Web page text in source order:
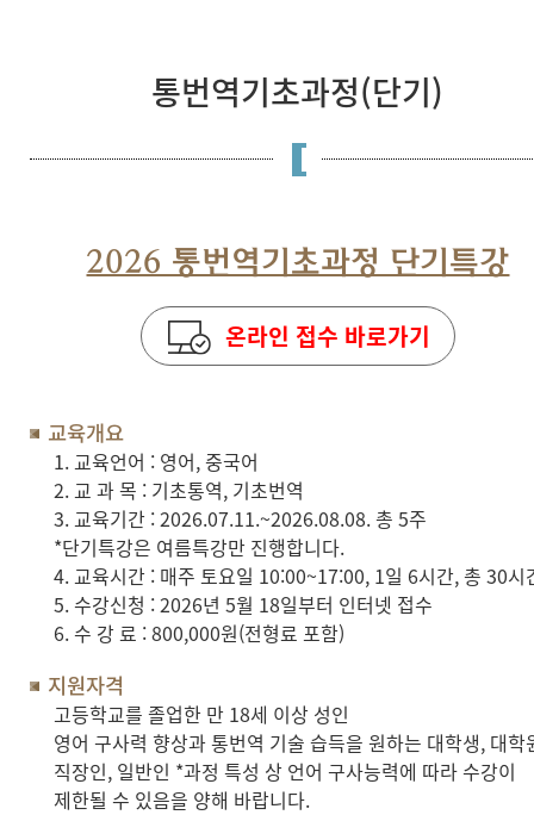
통번역기초과정(단기)
2026 통번역기초과정 단기특강
온라인 접수 바로가기
교육개요
1. 교육언어 : 영어, 중국어
2. 교 과 목 : 기초통역, 기초번역
3. 교육기간 : 2026.07.11.~2026.08.08. 총 5주
*단기특강은 여름특강만 진행합니다.
4. 교육시간 : 매주 토요일 10:00~17:00, 1일 6시간, 총 30시
5. 수강신청 : 2026년 5월 18일부터 인터넷 접수
6. 수 강 료 : 800,000원(전형료 포함)
지원자격
고등학교를 졸업한 만 18세 이상 성인
영어 구사력 향상과 통번역 기술 습득을 원하는 대학생, 대학
직장인, 일반인 *과정 특성 상 언어 구사능력에 따라 수강이
제한될 수 있음을 양해 바랍니다.